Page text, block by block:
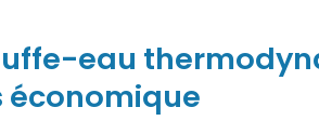
eau
économique